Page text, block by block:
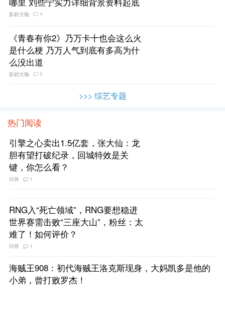
影剧大咖 4
《青春有你2》乃万卡十也会这么火
是什么梗 乃万人气到底有多高为什
么没出道
影剧大咖 2
>>> 综艺专题
热门阅读
引擎之心卖出1.5亿套，张大仙：龙
胆有望打破纪录，回城特效是关
键，你怎么看？
问答 1
RNG入“死亡领域”，RNG要想稳进
世界赛需击败“三座大山”，粉丝：太
难了！如何评价？
问答 1
海贼王908：初代海贼王洛克斯现身，大妈凯多是他的
小弟，曾打败罗杰！